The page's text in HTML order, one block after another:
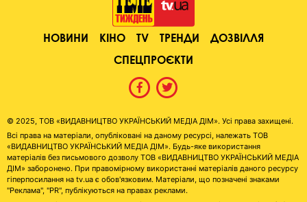
НОВИНИ КІНО TV ТРЕНДИ
ДОЗВІЛЛЯ
СПЕЦПРОЄКТИ
© 2025, ТОВ «ВИДАВНИЦТВО УКРАЇНСЬКИЙ МЕДІА ДІМ». Усі права захищені.
Всі права на матеріали, опубліковані на даному ресурсі, належать ТОВ
«ВИДАВНИЦТВО УКРАЇНСЬКИЙ МЕДІА ДІМ». Будь-яке використання
матеріалів без письмового дозволу ТОВ «ВИДАВНИЦТВО УКРАЇНСЬКИЙ МЕДІА
ДІМ» заборонено. При правомірному використанні матеріалів даного ресурсу
гіперпосилання на tv.ua є обов'язковим. Матеріали, що позначені знаками
"Реклама", "PR", публікуються на правах реклами.